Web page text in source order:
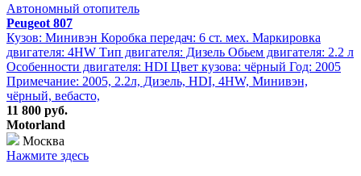
Автономный отопитель
Peugeot 807
Кузов: Минивэн Коробка передач: 6 ст. мех. Маркировка
двигателя: 4HW Тип двигателя: Дизель Обьем двигателя: 2.2 л
Особенности двигателя: HDI Цвет кузова: чёрный Год: 2005
Примечание: 2005, 2.2л, Дизель, HDI, 4HW, Минивэн,
чёрный, вебасто,
11 800 руб.
Motorland
Москва
Нажмите здесь